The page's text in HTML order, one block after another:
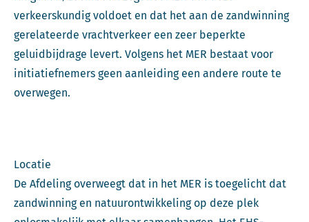
verkeerskundig voldoet en dat het aan de zandwinning
gerelateerde vrachtverkeer een zeer beperkte
geluidbijdrage levert. Volgens het MER bestaat voor
initiatiefnemers geen aanleiding een andere route te
overwegen.
Locatie
De Afdeling overweegt dat in het MER is toegelicht dat
zandwinning en natuurontwikkeling op deze plek